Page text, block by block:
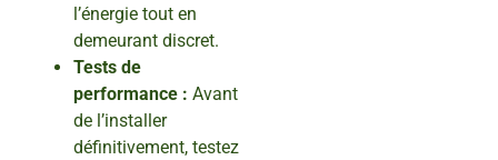
l’énergie tout en
demeurant discret.
Tests de
performance : Avant
de l’installer
définitivement, testez